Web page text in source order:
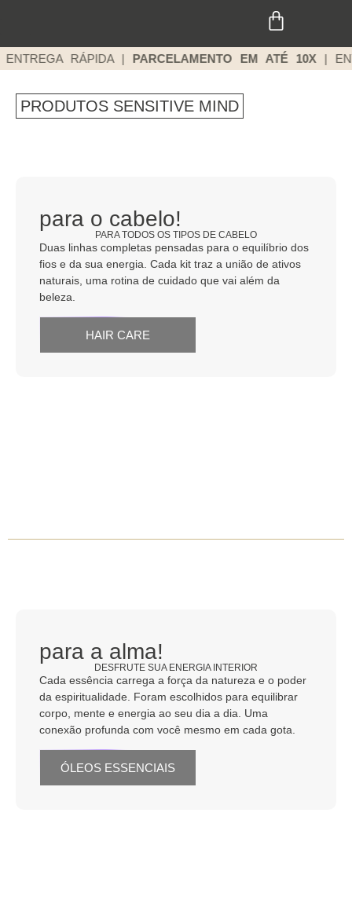
RÁPIDA | PARCELAMENTO EM ATÉ 10X|
PRODUTOS SENSITIVE MIND
para o cabelo!
PARA TODOS OS TIPOS DE CABELO
Duas linhas completas pensadas para o equilíbrio dos
fios e da sua energia. Cada kit traz a união de ativos
naturais, uma rotina de cuidado que vai além da
beleza.
HAIR CARE
para a alma!
DESFRUTE SUA ENERGIA INTERIOR
Cada essência carrega a força da natureza e o poder
da espiritualidade. Foram escolhidos para equilibrar
corpo, mente e energia ao seu dia a dia. Uma
conexão profunda com você mesmo em cada gota.
ÓLEOS ESSENCIAIS